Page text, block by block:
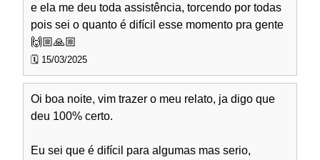
e ela me deu toda assistência, torcendo por todas
pois sei o quanto é difícil esse momento pra gente
🙌🏼🙏🏼
🗓️ 15/03/2025
Oi boa noite, vim trazer o meu relato, ja digo que
deu 100% certo.
Eu sei que é difícil para algumas mas serio,